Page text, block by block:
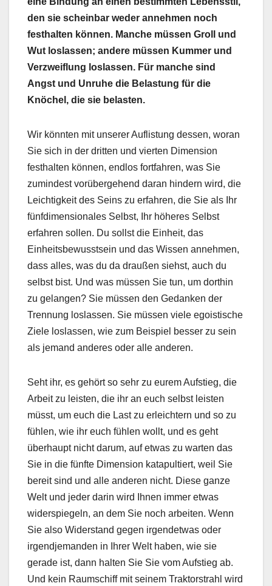
den sie scheinbar weder annehmen noch
festhalten können. Manche müssen Groll und
Wut loslassen; andere müssen Kummer und
Verzweiflung loslassen. Für manche sind
Angst und Unruhe die Belastung für die
Knöchel, die sie belasten.
Wir könnten mit unserer Auflistung dessen, woran
Sie sich in der dritten und vierten Dimension
festhalten können, endlos fortfahren, was Sie
zumindest vorübergehend daran hindern wird, die
Leichtigkeit des Seins zu erfahren, die Sie als Ihr
fünfdimensionales Selbst, Ihr höheres Selbst
erfahren sollen. Du sollst die Einheit, das
Einheitsbewusstsein und das Wissen annehmen,
dass alles, was du da draußen siehst, auch du
selbst bist. Und was müssen Sie tun, um dorthin
zu gelangen? Sie müssen den Gedanken der
Trennung loslassen. Sie müssen viele egoistische
Ziele loslassen, wie zum Beispiel besser zu sein
als jemand anderes oder alle anderen.
Seht ihr, es gehört so sehr zu eurem Aufstieg, die
Arbeit zu leisten, die ihr an euch selbst leisten
müsst, um euch die Last zu erleichtern und so zu
fühlen, wie ihr euch fühlen wollt, und es geht
überhaupt nicht darum, auf etwas zu warten das
Sie in die fünfte Dimension katapultiert, weil Sie
bereit sind und alle anderen nicht. Diese ganze
Welt und jeder darin wird Ihnen immer etwas
widerspiegeln, an dem Sie noch arbeiten. Wenn
Sie also Widerstand gegen irgendetwas oder
irgendjemanden in Ihrer Welt haben, wie sie
gerade ist, dann halten Sie Sie vom Aufstieg ab.
Und kein Raumschiff mit seinem Traktorstrahl wird